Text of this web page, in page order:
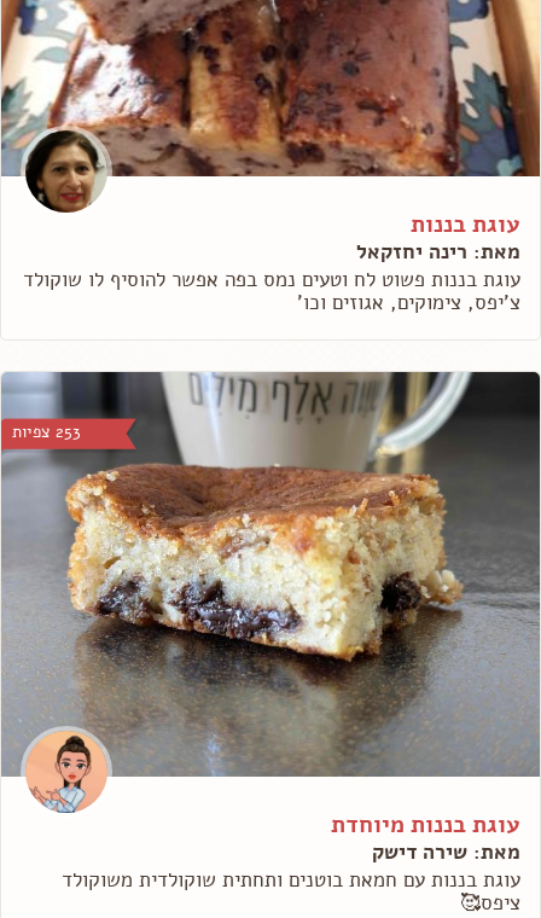
עוגת בננות
מאת: רינה יחזקאל
עוגת בננות פשוט לח וטעים נמס בפה אפשר להוסיף לו שוקולד
צ'יפס, צימוקים, אגוזים וכו'
253 צפיות
עוגת בננות מיוחדת
מאת: שירה דישק
עוגת בננות עם חמאת בוטנים ותחתית שוקולדית משוקולד
ציפס🥰